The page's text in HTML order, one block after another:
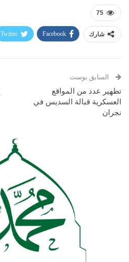
75
شارك Facebook
Twitter
السابق بوست
تطهير عدد من المواقع
العسكرية قبالة السديس في
نجران